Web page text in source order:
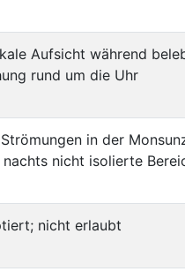
Aufsicht während
rund um die Uhr
in der
nicht isolierte
nicht erlaubt